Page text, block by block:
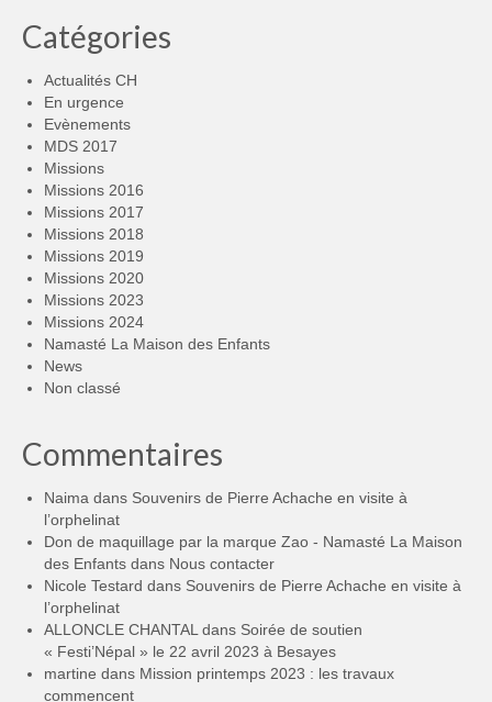
Catégories
Actualités CH
En urgence
Evènements
MDS 2017
Missions
Missions 2016
Missions 2017
Missions 2018
Missions 2019
Missions 2020
Missions 2023
Missions 2024
Namasté La Maison des Enfants
News
Non classé
Commentaires
Naima dans Souvenirs de Pierre Achache en visite à
l’orphelinat
Don de maquillage par la marque Zao - Namasté La Maison
des Enfants dans Nous contacter
Nicole Testard dans Souvenirs de Pierre Achache en visite à
l’orphelinat
ALLONCLE CHANTAL dans Soirée de soutien
« Festi’Népal » le 22 avril 2023 à Besayes
martine dans Mission printemps 2023 : les travaux
commencent